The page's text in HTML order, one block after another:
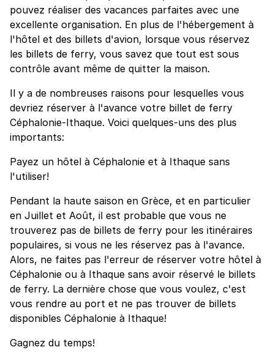
pouvez réaliser des vacances parfaites avec une
excellente organisation. En plus de l'hébergement à
l'hôtel et des billets d'avion, lorsque vous réservez
les billets de ferry, vous savez que tout est sous
contrôle avant même de quitter la maison.
Il y a de nombreuses raisons pour lesquelles vous
devriez réserver à l'avance votre billet de ferry
Céphalonie-Ithaque. Voici quelques-uns des plus
importants:
Payez un hôtel à Céphalonie et à Ithaque sans
l'utiliser!
Pendant la haute saison en Grèce, et en particulier
en Juillet et Août, il est probable que vous ne
trouverez pas de billets de ferry pour les itinéraires
populaires, si vous ne les réservez pas à l'avance.
Alors, ne faites pas l'erreur de réserver votre hôtel à
Céphalonie ou à Ithaque sans avoir réservé le billets
de ferry. La dernière chose que vous voulez, c'est
vous rendre au port et ne pas trouver de billets
disponibles Céphalonie à Ithaque!
Gagnez du temps!